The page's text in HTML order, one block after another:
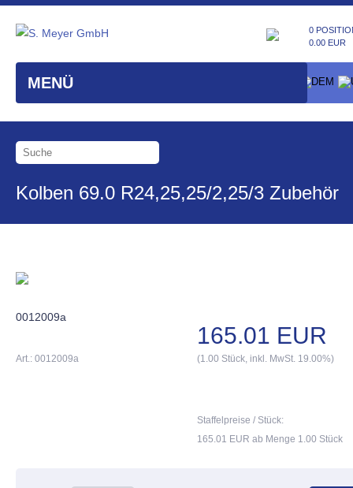
MENÜ
0
0.00 EUR
Kolben 69.0 R24,25,25/2,25/3 Zubehör
0012009a
165.01 EUR
Art.: 0012009a (1.00 Stück, inkl. MwSt. 19.00%)
Staffelpreise / Stück:
165.01 EUR ab Menge 1.00 Stück